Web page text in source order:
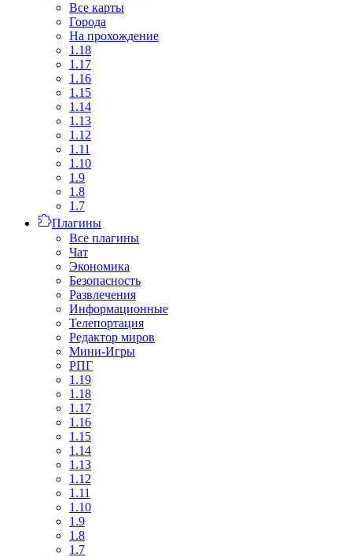
Все карты
Города
На прохождение
1.18
1.17
1.16
1.15
1.14
1.13
1.12
1.11
1.10
1.9
1.8
1.7
Плагины
Все плагины
Чат
Экономика
Безопасность
Развлечения
Информационные
Телепортация
Редактор миров
Мини-Игры
РПГ
1.19
1.18
1.17
1.16
1.15
1.14
1.13
1.12
1.11
1.10
1.9
1.8
1.7